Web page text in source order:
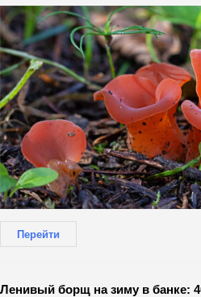
Перейти
Ленивый борщ на зиму в банке: